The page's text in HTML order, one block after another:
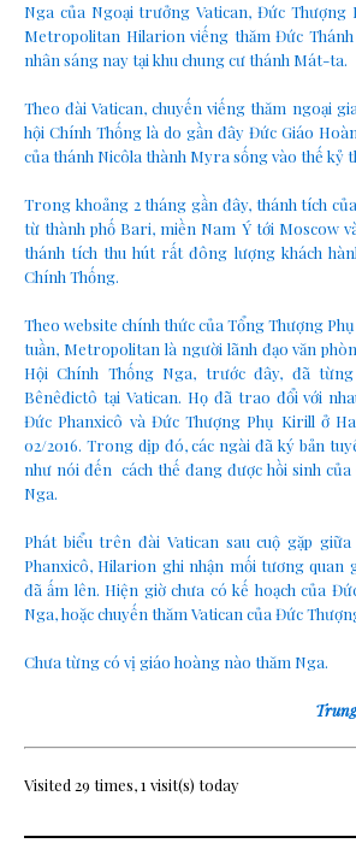
Nga của Ngoại trưởng Vatican, Đức Thượng
Metropolitan Hilarion viếng thăm Đức Thánh
nhân sáng nay tại khu chung cư thánh Mát-ta.
Theo đài Vatican, chuyến viếng thăm ngoại
hội Chính Thống là do gần đây Đức Giáo
của thánh Nicôla thành Myra sống vào thế kỷ
Trong khoảng 2 tháng gần đây, thánh tích
từ thành phố Bari, miền Nam Ý tới Moscow
thánh tích thu hút rất đông lượng khách
Chính Thống.
Theo website chính thức của Tổng Thượng
tuần, Metropolitan là người lãnh đạo văn
Hội Chính Thống Nga, trước đây, đã
Bênêđictô tại Vatican. Họ đã trao đổi với
Đức Phanxicô và Đức Thượng Phụ Kirill ở
02/2016. Trong dịp đó, các ngài đã ký bản
như nói đến cách thế đang được hồi sinh của
Nga.
Phát biểu trên đài Vatican sau cuộ gặp
Phanxicô, Hilarion ghi nhận mối tương quan
đã ấm lên. Hiện giờ chưa có kế hoạch của
Nga, hoặc chuyến thăm Vatican của Đức
Chưa từng có vị giáo hoàng nào thăm Nga.
Visited 29 times, 1 visit(s) today